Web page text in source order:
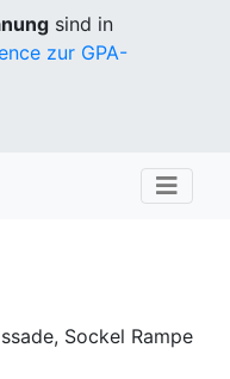
sind in
zur GPA-
Sockel Rampe